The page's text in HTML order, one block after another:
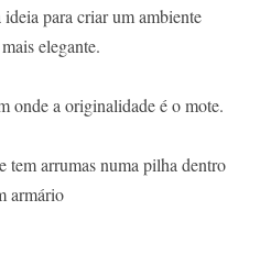
para criar um ambiente
elegante.
onde a originalidade é o mote.
tem arrumas numa pilha dentro
armário